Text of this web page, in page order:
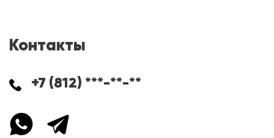
Контакты
+7 (812) ***-**-**